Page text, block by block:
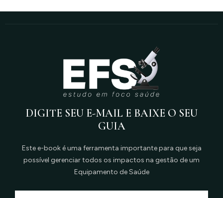
DIGITE SEU E-MAIL E BAIXE O SEU
GUIA
Este e-book é uma ferramenta importante para que seja
possível gerenciar todos os impactos na gestão de um
Equipamento de Saúde